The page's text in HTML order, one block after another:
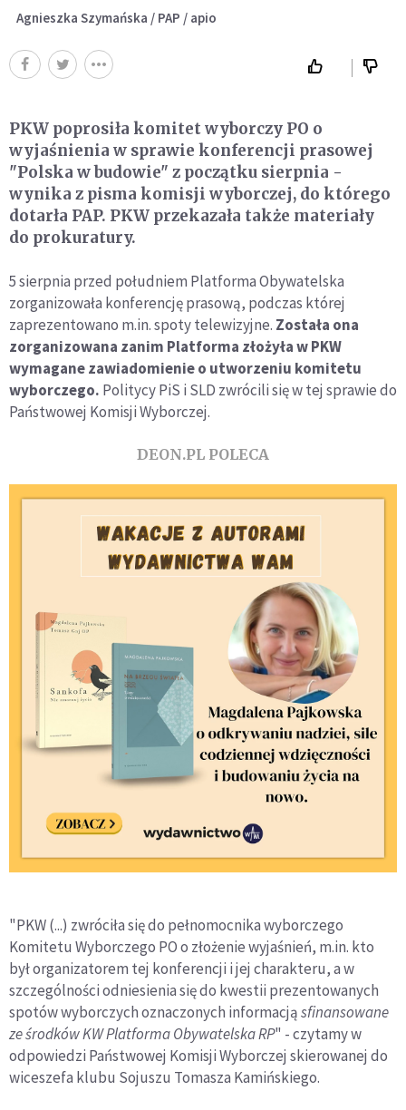
Agnieszka Szymańska / PAP / apio
PKW poprosiła komitet wyborczy PO o
wyjaśnienia w sprawie konferencji prasowej
"Polska w budowie" z początku sierpnia -
wynika z pisma komisji wyborczej, do którego
dotarła PAP. PKW przekazała także materiały
do prokuratury.
5 sierpnia przed południem Platforma Obywatelska
zorganizowała konferencję prasową, podczas której
zaprezentowano m.in. spoty telewizyjne. Została ona
zorganizowana zanim Platforma złożyła w PKW
wymagane zawiadomienie o utworzeniu komitetu
wyborczego. Politycy PiS i SLD zwrócili się w tej sprawie do
Państwowej Komisji Wyborczej.
DEON.PL POLECA
"PKW (...) zwróciła się do pełnomocnika wyborczego
Komitetu Wyborczego PO o złożenie wyjaśnień, m.in. kto
był organizatorem tej konferencji i jej charakteru, a w
szczególności odniesienia się do kwestii prezentowanych
spotów wyborczych oznaczonych informacjąsfinansowane
ze środków KW Platforma Obywatelska RP" - czytamy w
odpowiedzi Państwowej Komisji Wyborczej skierowanej do
wiceszefa klubu Sojuszu Tomasza Kamińskiego.